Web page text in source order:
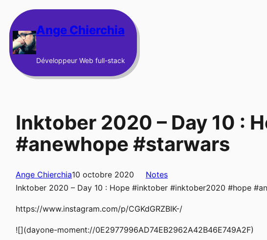
au
contenu Ange Chierchia
Développeur Web full-stack
Inktober 2020 – Day 10 :
#anewhope #starwars
Ange Chierchia10 octobre 2020
Notes
Inktober 2020 – Day 10 : Hope #inktober #inktober2020 #hope
https://www.instagram.com/p/CGKdGRZBIK-/
![](dayone-moment://0E2977996AD74EB2962A42B46E749A2F)